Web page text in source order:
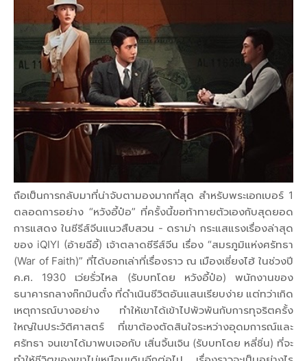
ถือเป็นการกลับมาที่น่าจับตามองมากที่สุด สำหรับพระเอกเบอร์ 1
ตลอดการอย่าง “หวังอี้ป๋อ” ที่ครั้งนี้ขอท้าทายตัวเองกับสุดยอด
การแสดง ในซีรีส์จีนแนวสืบสวน - ดราม่า กระแสแรงเรื่องล่าสุด
ของ iQIYI (อ้ายฉีอี้) เจ้าตลาดซีรีส์จีน เรื่อง “สมรภูมิแห่งศรัทธา
(War of Faith)” ที่ได้บอกเล่าที่เรื่องราว ณ เมืองเซี่ยงไฮ้ ในช่วงปี
ค.ศ. 1930 เว่ยรั่วไหล (รับบทโดย หวังอี้ป๋อ) พนักงานของ
ธนาคารกลางก๊กมินตั๋ง ที่ดำเนินชีวิตอันแสนเรียบง่าย แต่ทว่าเกิด
เหตุการณ์บางอย่าง ทำให้เขาได้เข้าไปพัวพันกับการทุจริตครั้ง
ใหญ่ในประวัติศาสตร์ ที่เขาต้องตัดสินใจระหว่างอุดมการณ์และ
ศรัทธา จนเขาได้มาพบเจอกับ เสิ่นจิ้นเจิน (รับบทโดย หลี่ชิ่น) ที่จะ